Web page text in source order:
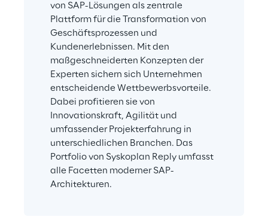
von SAP-Lösungen als zentrale
Plattform für die Transformation von
Geschäftsprozessen und
Kundenerlebnissen. Mit den
maßgeschneiderten Konzepten der
Experten sichern sich Unternehmen
entscheidende Wettbewerbsvorteile.
Dabei profitieren sie von
Innovationskraft, Agilität und
umfassender Projekterfahrung in
unterschiedlichen Branchen. Das
Portfolio von Syskoplan Reply umfasst
alle Facetten moderner SAP-
Architekturen.